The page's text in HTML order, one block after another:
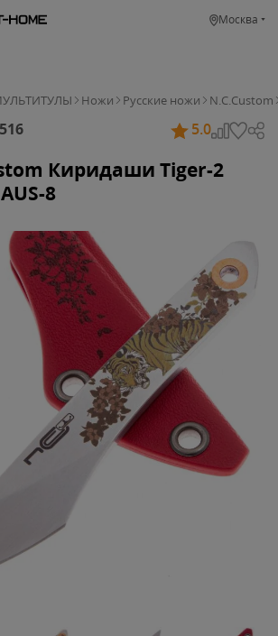
Москва
Ножи Русские ножи N.C.Custom
5.0
Киридаши Tiger-2
8